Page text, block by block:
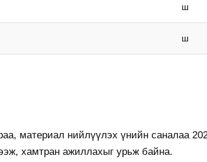
ш
ш
материал нийлүүлэх үнийн саналаа
хамтран ажиллахыг урьж байна.